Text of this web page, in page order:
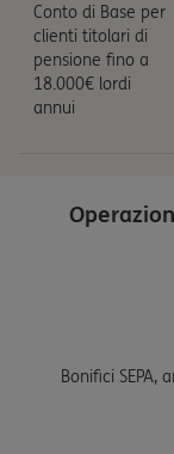
Conto di Base per
clienti titolari di
pensione fino a
18.000€ lordi
annui
Bonifici SEPA,